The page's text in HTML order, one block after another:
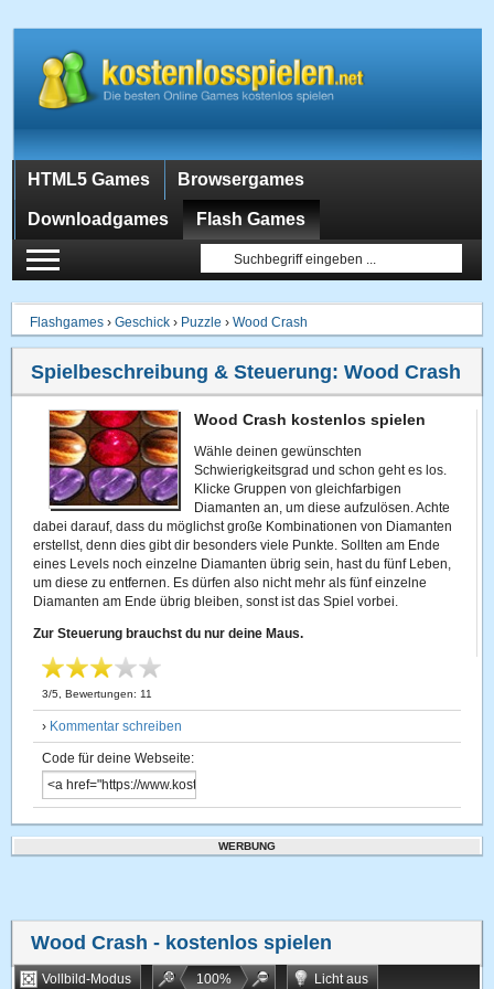
HTML5 Games Browsergames
Downloadgames Flash Games
Flashgames ›Geschick › Puzzle ›Wood Crash
Spielbeschreibung & Steuerung:Wood Crash
Wood Crash kostenlos spielen
Wähle deinen gewünschten
Schwierigkeitsgrad und schon geht es los.
Klicke Gruppen von gleichfarbigen
Diamanten an, um diese aufzulösen. Achte
dabei darauf, dass du möglichst große Kombinationen von Diamanten
erstellst, denn dies gibt dir besonders viele Punkte. Sollten am Ende
eines Levels noch einzelne Diamanten übrig sein, hast du fünf Leben,
um diese zu entfernen. Es dürfen also nicht mehr als fünf einzelne
Diamanten am Ende übrig bleiben, sonst ist das Spiel vorbei.
Zur Steuerung brauchst du nur deine Maus.
3/5 , Bewertungen: 11
› Kommentar schreiben
Code für deine Webseite:
WERBUNG
Wood Crash - kostenlos spielen
Vollbild-Modus 100%
Licht aus